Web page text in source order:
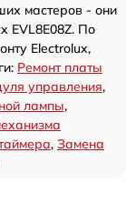
мастеров - они
EVL8E08Z. По
Electrolux,
Ремонт платы
управления,
лампы,
, Замена